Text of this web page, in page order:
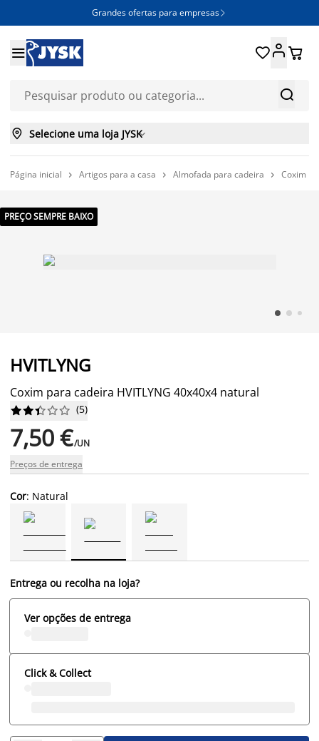
Grandes ofertas para empresas 


 
 Selecione uma loja JYSK
Página inicial  Artigos para a casa  Almofada para cadeira  Coxim
PREÇO SEMPRE BAIXO
HVITLYNG
Coxim para cadeira HVITLYNG 40x40x4 natural





 (5)
7,50 €/UN
Preços de entrega
Cor: Natural
Entrega ou recolha na loja?
Ver opções de entrega
Click & Collect